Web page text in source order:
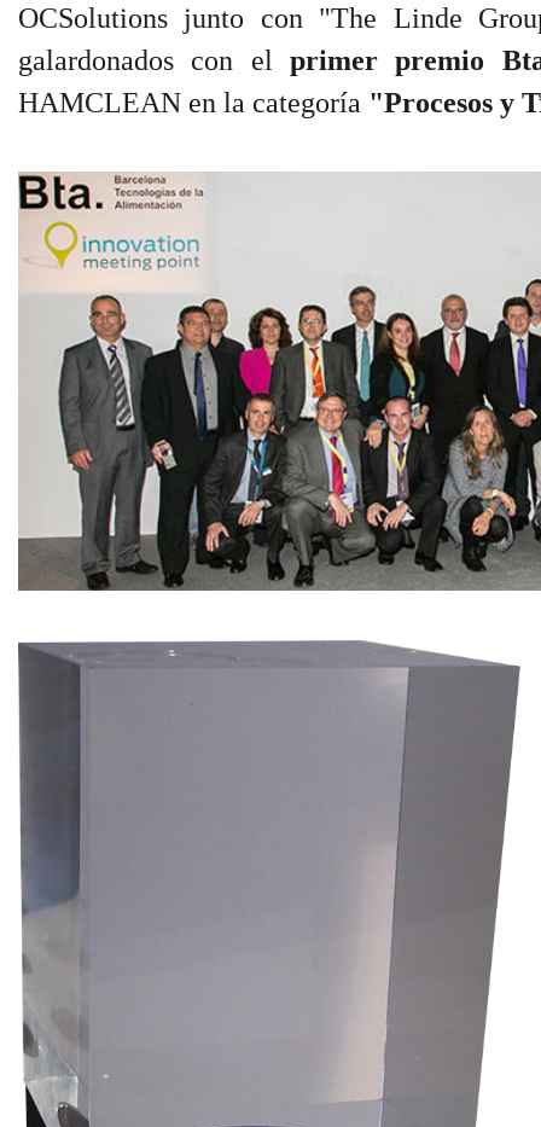
OCSolutions junto con "The Linde
galardonados con el primer premio
HAMCLEAN en la categoría "Procesos y